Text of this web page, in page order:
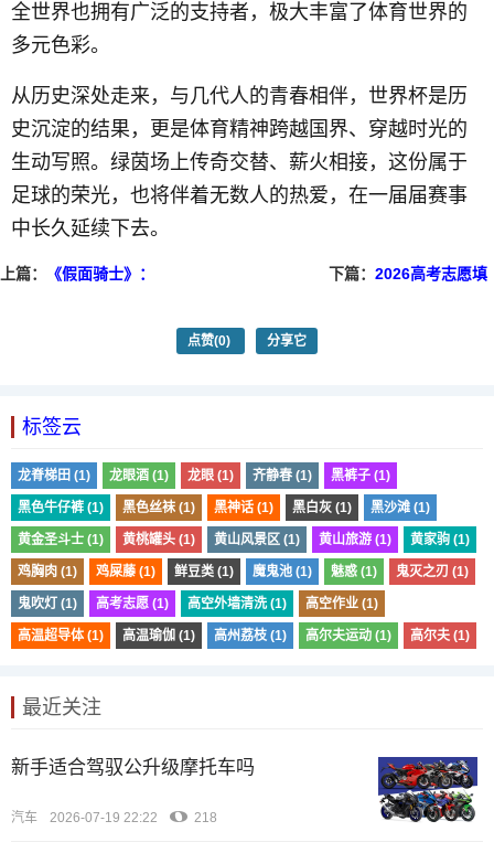
全世界也拥有广泛的支持者，极大丰富了体育世界的
多元色彩。
从历史深处走来，与几代人的青春相伴，世界杯是历
史沉淀的结果，更是体育精神跨越国界、穿越时光的
生动写照。绿茵场上传奇交替、薪火相接，这份属于
足球的荣光，也将伴着无数人的热爱，在一届届赛事
中长久延续下去。
上篇：
《假面骑士》：
下篇： 2026高考志愿填
点赞(0) 分享它
标签云
龙脊梯田 (1) 龙眼酒 (1) 龙眼 (1) 齐静春 (1) 黑裤子 (1)
黑色牛仔裤 (1) 黑色丝袜 (1) 黑神话 (1) 黑白灰 (1) 黑沙滩 (1)
黄金圣斗士 (1) 黄桃罐头 (1) 黄山风景区 (1) 黄山旅游 (1) 黄家驹 (1)
鸡胸肉 (1) 鸡屎藤 (1) 鲜豆类 (1) 魔鬼池 (1) 魅惑 (1) 鬼灭之刃 (1)
鬼吹灯 (1) 高考志愿 (1) 高空外墙清洗 (1) 高空作业 (1)
高温超导体 (1) 高温瑜伽 (1) 高州荔枝 (1) 高尔夫运动 (1) 高尔夫 (1)
最近关注
新手适合驾驭公升级摩托车吗
汽车 2026-07-19 22:22 218